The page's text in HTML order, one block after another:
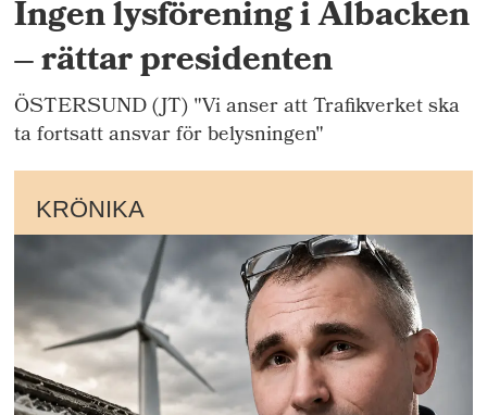
Ingen lysförening i Albacken
– rättar presidenten
ÖSTERSUND (JT) "Vi anser att Trafikverket ska
ta fortsatt ansvar för belysningen"
KRÖNIKA